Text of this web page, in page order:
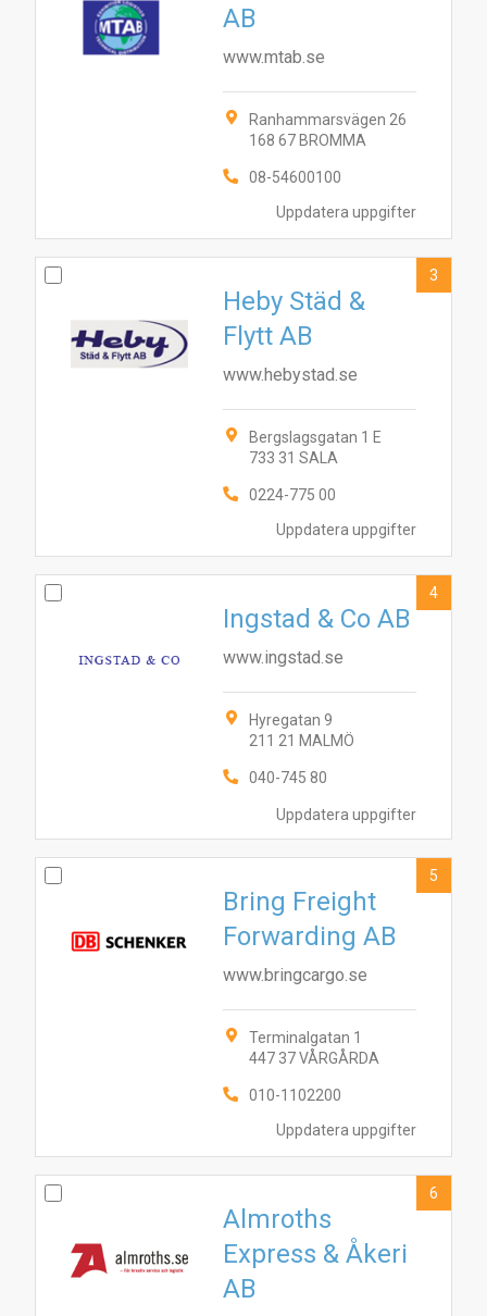
Uppdatera uppgifter
AB
www.mtab.se
Ranhammarsvägen 26
168 67 BROMMA
08-54600100
Uppdatera uppgifter
Heby Städ &
Flytt AB
www.hebystad.se
Bergslagsgatan 1 E
733 31 SALA
0224-775 00
3
Uppdatera uppgifter
Ingstad & Co AB
www.ingstad.se
Hyregatan 9
211 21 MALMÖ
040-745 80
4
Uppdatera uppgifter
Bring Freight
Forwarding AB
www.bringcargo.se
Terminalgatan 1
447 37 VÅRGÅRDA
010-1102200
5
Almroths
Express & Åkeri
AB
6
12
4
567
89
10